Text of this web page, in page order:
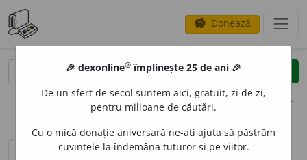
savings Donează
clear
opțiuni
definiții (1) pronunțievolume_up (36)
🎉 dexonline® împlinește 25 de ani 🎉
De un sfert de secol suntem aici, gratuit, zi de zi,
pentru milioane de căutări.
Cu o mică donație aniversară ne-ați ajuta să păstrăm
cuvintele la îndemâna tuturor și pe viitor.